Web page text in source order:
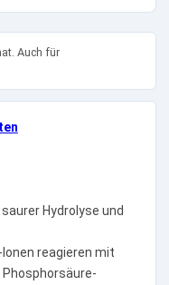
Auch für
Hydrolyse und
reagieren mit